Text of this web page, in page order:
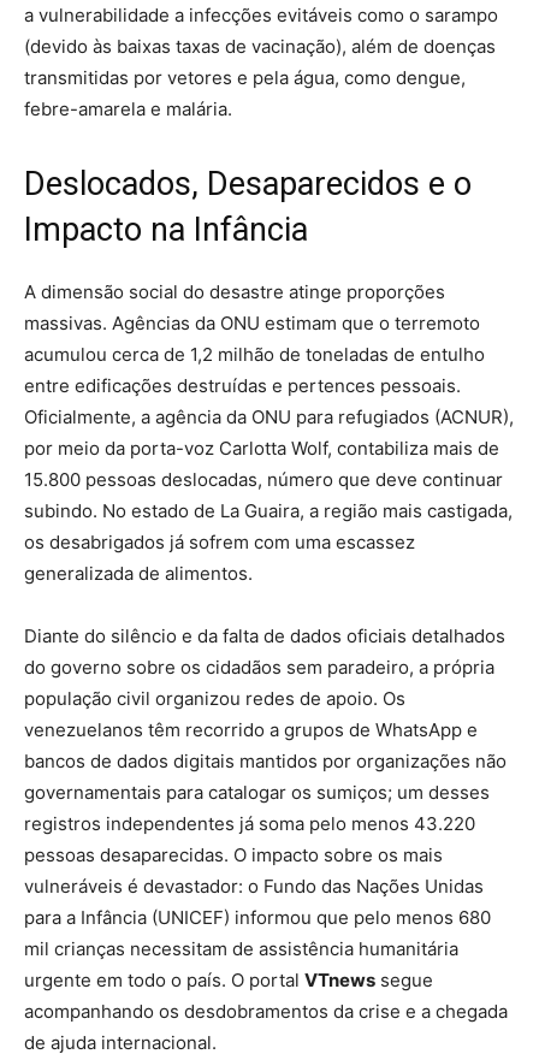
a vulnerabilidade a infecções evitáveis como o sarampo
(devido às baixas taxas de vacinação), além de doenças
transmitidas por vetores e pela água, como dengue,
febre-amarela e malária.
Deslocados, Desaparecidos e o
Impacto na Infância
A dimensão social do desastre atinge proporções
massivas. Agências da ONU estimam que o terremoto
acumulou cerca de 1,2 milhão de toneladas de entulho
entre edificações destruídas e pertences pessoais.
Oficialmente, a agência da ONU para refugiados (ACNUR),
por meio da porta-voz Carlotta Wolf, contabiliza mais de
15.800 pessoas deslocadas, número que deve continuar
subindo. No estado de La Guaira, a região mais castigada,
os desabrigados já sofrem com uma escassez
generalizada de alimentos.
Diante do silêncio e da falta de dados oficiais detalhados
do governo sobre os cidadãos sem paradeiro, a própria
população civil organizou redes de apoio. Os
venezuelanos têm recorrido a grupos de WhatsApp e
bancos de dados digitais mantidos por organizações não
governamentais para catalogar os sumiços; um desses
registros independentes já soma pelo menos 43.220
pessoas desaparecidas. O impacto sobre os mais
vulneráveis é devastador: o Fundo das Nações Unidas
para a Infância (UNICEF) informou que pelo menos 680
mil crianças necessitam de assistência humanitária
urgente em todo o país. O portal VTnews segue
acompanhando os desdobramentos da crise e a chegada
de ajuda internacional.